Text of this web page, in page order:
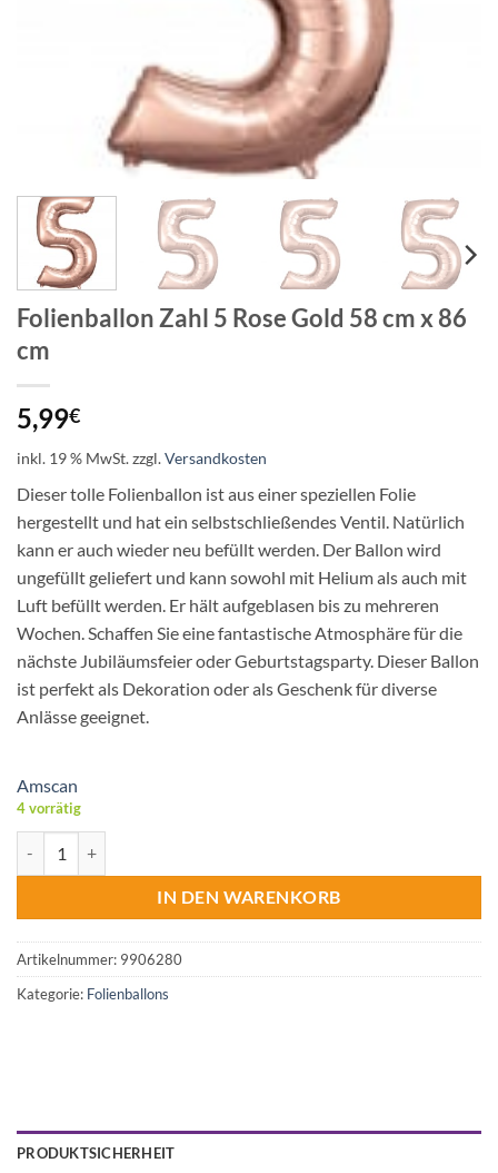
Folienballon Zahl 5 Rose Gold 58 cm x 86
cm
5,99€
inkl. 19 % MwSt.zzgl.Versandkosten
Dieser tolle Folienballon ist aus einer speziellen Folie
hergestellt und hat ein selbstschließendes Ventil. Natürlich
kann er auch wieder neu befüllt werden. Der Ballon wird
ungefüllt geliefert und kann sowohl mit Helium als auch mit
Luft befüllt werden. Er hält aufgeblasen bis zu mehreren
Wochen. Schaffen Sie eine fantastische Atmosphäre für die
nächste Jubiläumsfeier oder Geburtstagsparty. Dieser Ballon
ist perfekt als Dekoration oder als Geschenk für diverse
Anlässe geeignet.
Amscan
4 vorrätig
IN DEN WARENKORB
Artikelnummer: 9906280
Kategorie: Folienballons
PRODUKTSICHERHEIT